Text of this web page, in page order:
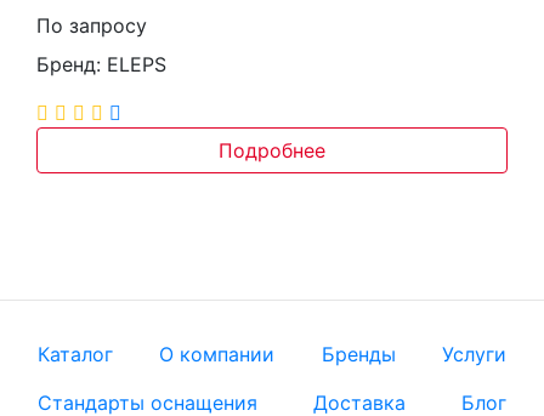
По запросу
Бренд: ELEPS
Подробнее
Каталог О компании Бренды
Услуги
Стандарты оснащения
Доставка
Блог